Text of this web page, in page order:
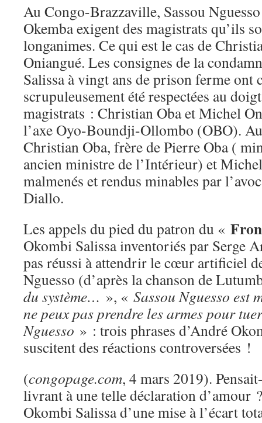
Au Congo-Brazzaville, Sassou
Okemba exigent des magistrats qu’ils
longanimes. Ce qui est le cas de
Oniangué. Les consignes de la
Salissa à vingt ans de prison ferme ont
scrupuleusement été respectées au
magistrats : Christian Oba et Michel
l’axe Oyo-Boundji-Ollombo (OBO).
Christian Oba, frère de Pierre Oba (
ancien ministre de l’Intérieur) et
malmenés et rendus minables par
Diallo.
Les appels du pied du patron du «
Okombi Salissa inventoriés par Serge
pas réussi à attendrir le cœur artificiel
Nguesso (d’après la chanson de
du système… », « Sassou Nguesso est
ne peux pas prendre les armes pour
Nguesso » : trois phrases d’André
suscitent des réactions controversées !
(congopage.com, 4 mars 2019).
livrant à une telle déclaration d’amour
Okombi Salissa d’une mise à l’écart